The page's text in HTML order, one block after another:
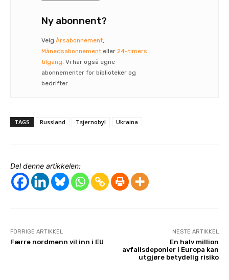
Ny abonnent?
Velg Årsabonnement,
Månedsabonnement eller 24-timers
tilgang. Vi har også egne
abonnementer for biblioteker og
bedrifter.
TAGS Russland Tsjernobyl Ukraina
Del denne artikkelen:
FORRIGE ARTIKKEL
Færre nordmenn vil inn i EU
NESTE ARTIKKEL
En halv million
avfallsdeponier i Europa kan
utgjøre betydelig risiko